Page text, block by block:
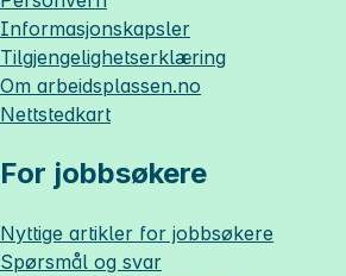
Informasjonskapsler
Tilgjengelighetserklæring
Om arbeidsplassen.no
Nettstedkart
For jobbsøkere
Nyttige artikler for jobbsøkere
Spørsmål og svar